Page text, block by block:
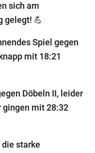
sich am
gelegt! 💪
Spiel gegen
mit 18:21
Döbeln II, leider
gingen mit 28:32
starke